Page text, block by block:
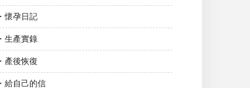
・懷孕日記
・生產實錄
・產後恢復
・給自己的信